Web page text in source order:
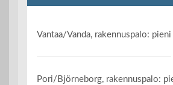
Vantaa/Vanda, rakennuspalo: pieni
Pori/Björneborg, rakennuspalo: